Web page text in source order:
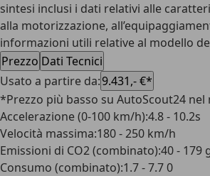
sintesi inclusi i dati relativi alle
alla motorizzazione,
informazioni utili relative al modello
Prezzo Dati Tecnici
Usato a partire da:9.431,- €*
*Prezzo più basso su AutoScout24 nel
Accelerazione (0-100 km/h):4.8 - 10.2s
Velocità massima:180 - 250 km/h
Emissioni di CO2 (combinato):40 - 179
Consumo (combinato):1.7 - 7.7 0